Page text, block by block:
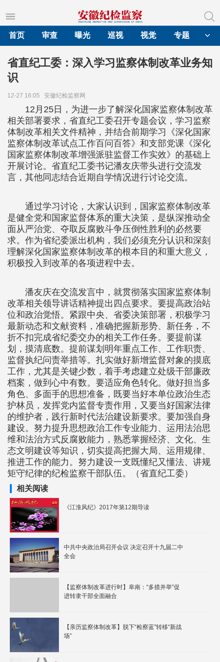
首页
审查 曝光 巡视 视觉 专题
省直纪工委：深入学习监察体制改革业务知
识
12-27 16:05 安徽纪检监察网
12月25日，为进一步了解深化国家监察体制改革
相关部署要求，省直纪工委召开专题会议，学习监察
体制改革相关文件精神，并结合前期学习《深化国家
监察体制改革试点工作百问百答》和支部党课《深化
国家监察体制改革增强派驻监督工作实效》的基础上
开展讨论。省直纪工委书记潘友庆带头进行交流发
言，其他同志结合近期自学情况进行讨论交流。
通过学习讨论，大家认识到，国家监察体制改革
是健全党和国家监督体系的重大决策，是纵深推动全
面从严治党、夺取反腐败斗争压倒性胜利的必然要
求。作为省纪委派出机构，我们必须充分认识和深刻
理解深化国家监察体制改革的根本目的和重大意义，
积极投入到改革的各项进程中去。
潘友庆在交流发言中，就贯彻落实国家监察体制
改革相关领导讲话精神提出四点要求。要提高政治站
位和政治觉悟。紧跟中央、省委决策部署，积极学习
最新动态和文献资料，准确把握新形势、新任务，不
折不扣完成省纪委交办的相关工作任务。要提前谋
划，摸清底数。提前谋划明年重点工作、工作职责、
监督执纪问责举措等。扎实做好新增监督对象的摸底
工作，尤其是关键少数，着手考虑建立处级干部廉政
档案，做到心中有数。要适应角色转化。做好担当多
角色、多面手的思想准备，既要当好本单位政治生态
护林员，发挥党内监督专责作用，又要当好国家法律
的维护者，践行新时代法治建设新要求。要加强自身
建设。努力提升思想政治工作专业能力、运用法治思
维和法治方式反腐败能力，熟悉掌握经济、文化、生
态文明建设等知识，切实提高把握大局、运用规律、
推进工作的能力。努力建设一支既懂纪又懂法、讲规
矩守纪律的纪检监察干部队伍。（省直纪工委）
相关阅读
《江淮风纪》2017年第12期导读
中共中央政治局召开会议 决定召开十九届二中
全会
【监察体制改革进行时】阜南：“多措并举”促
进转隶干部全面融合
【亲历监察体制改革】脱下“检察蓝”转移“新战
场”